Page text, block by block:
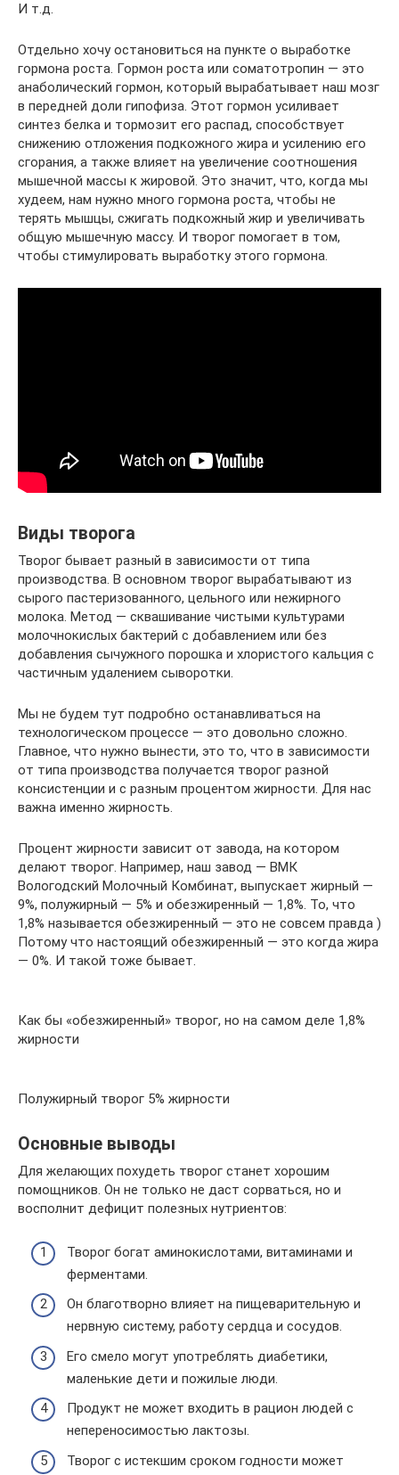
И т.д.
Отдельно хочу остановиться на пункте о выработке
гормона роста. Гормон роста или соматотропин — это
анаболический гормон, который вырабатывает наш мозг
в передней доли гипофиза. Этот гормон усиливает
синтез белка и тормозит его распад, способствует
снижению отложения подкожного жира и усилению его
сгорания, а также влияет на увеличение соотношения
мышечной массы к жировой. Это значит, что, когда мы
худеем, нам нужно много гормона роста, чтобы не
терять мышцы, сжигать подкожный жир и увеличивать
общую мышечную массу. И творог помогает в том,
чтобы стимулировать выработку этого гормона.
Виды творога
Творог бывает разный в зависимости от типа
производства. В основном творог вырабатывают из
сырого пастеризованного, цельного или нежирного
молока. Метод — сквашивание чистыми культурами
молочнокислых бактерий с добавлением или без
добавления сычужного порошка и хлористого кальция с
частичным удалением сыворотки.
Мы не будем тут подробно останавливаться на
технологическом процессе — это довольно сложно.
Главное, что нужно вынести, это то, что в зависимости
от типа производства получается творог разной
консистенции и с разным процентом жирности. Для нас
важна именно жирность.
Процент жирности зависит от завода, на котором
делают творог. Например, наш завод — ВМК
Вологодский Молочный Комбинат, выпускает жирный —
9%, полужирный — 5% и обезжиренный — 1,8%. То, что
1,8% называется обезжиренный — это не совсем правда )
Потому что настоящий обезжиренный — это когда жира
— 0%. И такой тоже бывает.
Как бы «обезжиренный» творог, но на самом деле 1,8%
жирности
Полужирный творог 5% жирности
Основные выводы
Для желающих похудеть творог станет хорошим
помощников. Он не только не даст сорваться, но и
восполнит дефицит полезных нутриентов:
Творог богат аминокислотами, витаминами и
ферментами.
Он благотворно влияет на пищеварительную и
нервную систему, работу сердца и сосудов.
Его смело могут употреблять диабетики,
маленькие дети и пожилые люди.
Продукт не может входить в рацион людей с
непереносимостью лактозы.
Творог с истекшим сроком годности может